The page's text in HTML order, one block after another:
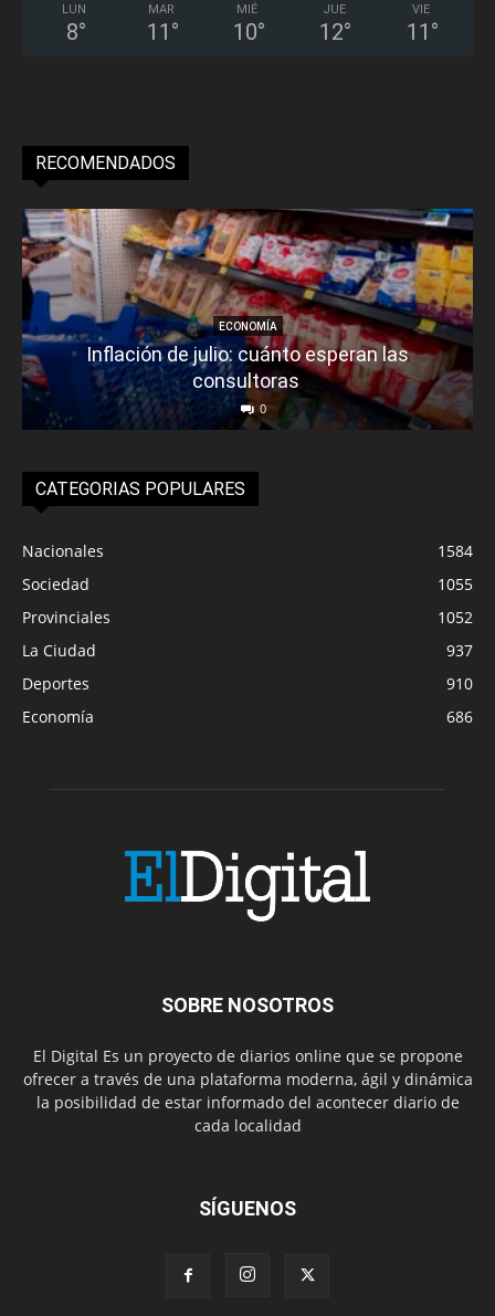
LUN
8°
MAR
11 °
MIÉ
10°
JUE
12°
VIE
11 °
RECOMENDADOS
ECONOMÍA
Inflación de julio: cuánto esperan las
consultoras
0
CATEGORIAS POPULARES
Nacionales
1584
Sociedad
1055
Provinciales
1052
La Ciudad
937
Deportes
910
Economía
686
SOBRE NOSOTROS
El Digital Es un proyecto de diarios online que se propone
ofrecer a través de una plataforma moderna, ágil y dinámica
la posibilidad de estar informado del acontecer diario de
cada localidad
SÍGUENOS